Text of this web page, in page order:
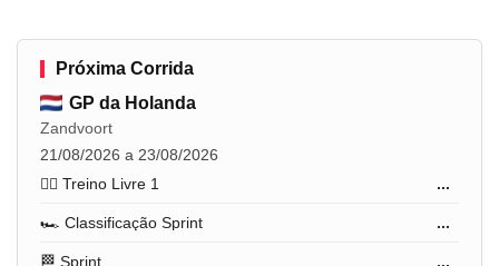
Próxima Corrida
GP da Holanda
Zandvoort
21/08/2026 a 23/08/2026
🏋️‍♂️ Treino Livre 1
...
🏎️ Classificação Sprint ...
🏁 Sprint ...